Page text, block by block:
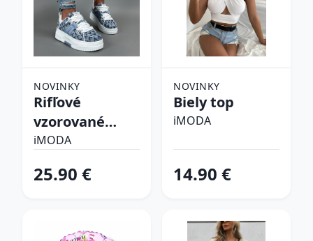
NOVINKY
Rifľové
vzorované
tenisky
iMODA
25.90 €
NOVINKY
Biely top
iMODA
14.90 €